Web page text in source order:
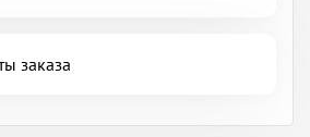
заказа